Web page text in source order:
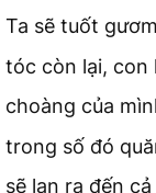
Ta sẽ tuốt
tóc còn lại, con
choàng của
trong số đó
sẽ lan ra đến